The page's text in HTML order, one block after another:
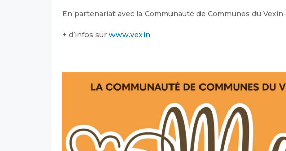
En partenariat avec la Communauté de Communes du
+ d’infos sur www.vexin